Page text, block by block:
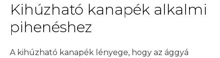
Kihúzható kanapék alkalmi
pihenéshez
A kihúzható kanapék lényege, hogy az ággyá